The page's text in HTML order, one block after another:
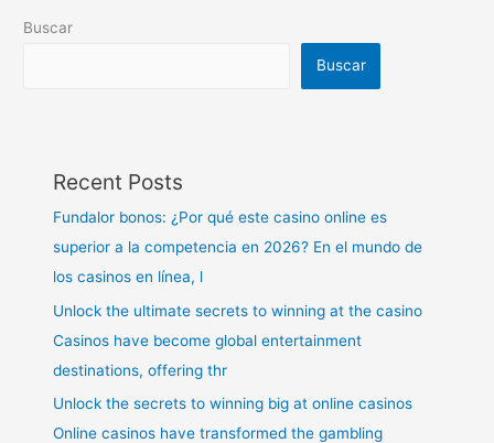
Buscar
Buscar
Recent Posts
Fundalor bonos: ¿Por qué este casino online es
superior a la competencia en 2026? En el mundo de
los casinos en línea, l
Unlock the ultimate secrets to winning at the casino
Casinos have become global entertainment
destinations, offering thr
Unlock the secrets to winning big at online casinos
Online casinos have transformed the gambling